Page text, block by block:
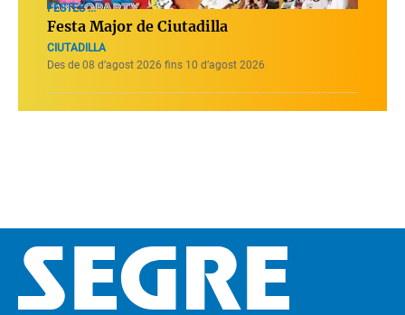
FESTES ...
Festa Major de Ciutadilla
CIUTADILLA
Des de 08 d’agost 2026 fins 10 d’agost 2026